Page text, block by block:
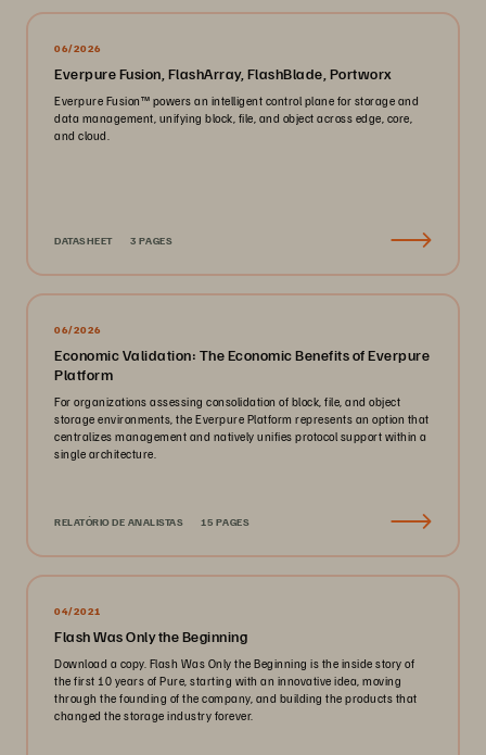
06/2026
Everpure Fusion, FlashArray, FlashBlade, Portworx
Everpure Fusion™ powers an intelligent control plane for storage and
data management, unifying block, file, and object across edge, core,
and cloud.
DATASHEET 3 PAGES
06/2026
Economic Validation: The Economic Benefits of Everpure
Platform
For organizations assessing consolidation of block, file, and object
storage environments, the Everpure Platform represents an option that
centralizes management and natively unifies protocol support within a
single architecture.
RELATÓRIO DE ANALISTAS 15 PAGES
04/2021
Flash Was Only the Beginning
Download a copy. Flash Was Only the Beginning is the inside story of
the first 10 years of Pure, starting with an innovative idea, moving
through the founding of the company, and building the products that
changed the storage industry forever.